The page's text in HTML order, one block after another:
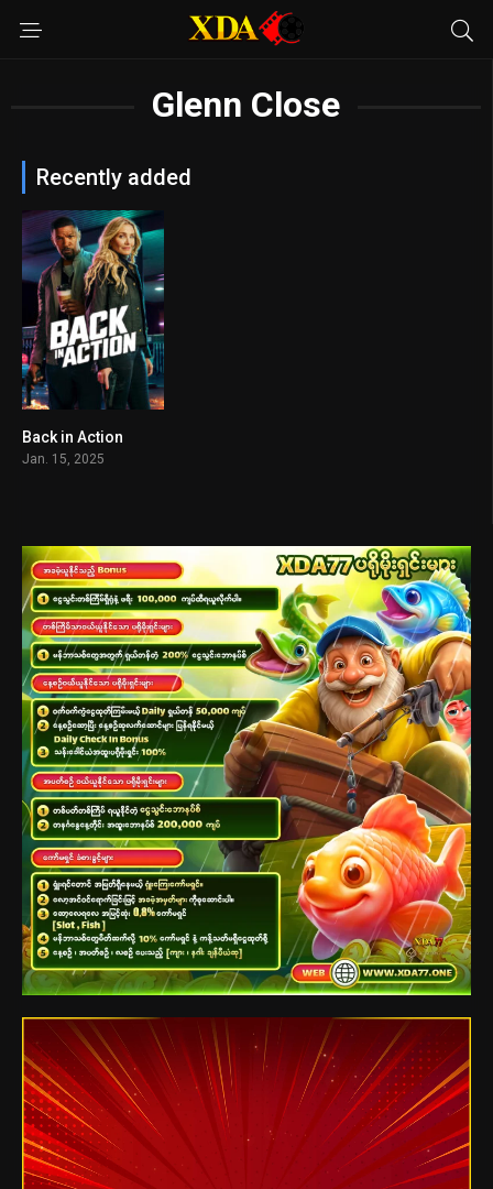
Glenn Close
Recently added
Back in Action
Jan. 15, 2025